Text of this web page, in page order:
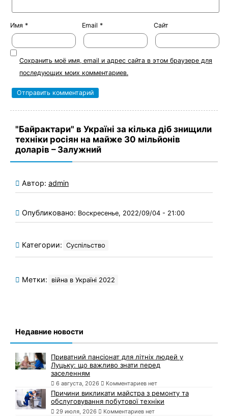
Имя * Email * Сайт
Сохранить моё имя, email и адрес сайта в этом браузере для
последующих моих комментариев.
"Байрактари" в Україні за кілька діб знищили
техніки росіян на майже 30 мільйонів
доларів – Залужний
Автор: admin
Опубликовано: Воскресенье, 2022/09/04 - 21:00
Категории: Суспільство
Метки: війна в Україні 2022
Недавние новости
Приватний пансіонат для літніх людей у
Луцьку: що важливо знати перед
заселенням
6 августа, 2026 Комментариев нет
Причини викликати майстра з ремонту та
обслуговування побутової техніки
29 июля, 2026 Комментариев нет